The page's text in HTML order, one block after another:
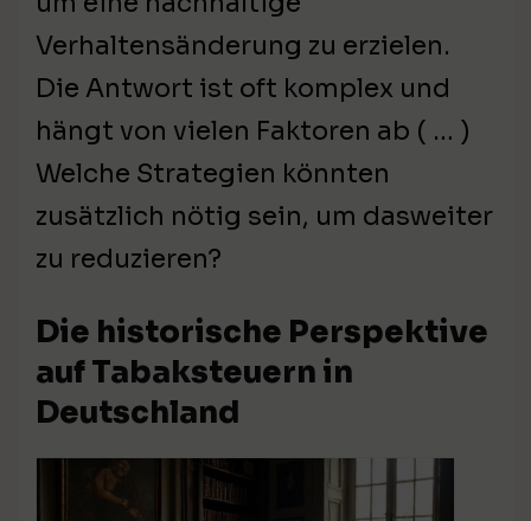
Verhaltensänderung zu erzielen.
Die Antwort ist oft komplex und
hängt von vielen Faktoren ab ( … )
Welche Strategien könnten
zusätzlich nötig sein, um dasweiter
zu reduzieren?
Die historische Perspektive
auf Tabaksteuern in
Deutschland